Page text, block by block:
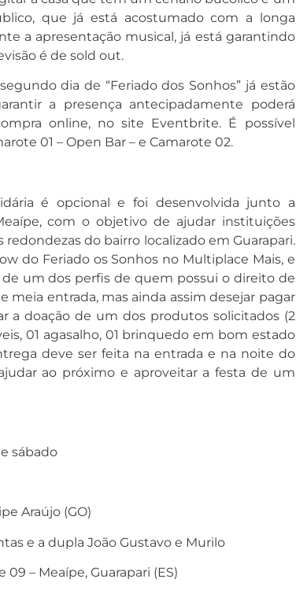
que já está acostumado com a longa
a apresentação musical, já está garantindo
é de sold out.
dia de “Feriado dos Sonhos” já estão
a presença antecipadamente poderá
online, no site Eventbrite. É possível
01 – Open Bar – e Camarote 02.
é opcional e foi desenvolvida junto a
com o objetivo de ajudar instituições
do bairro localizado em Guarapari.
do Feriado os Sonhos no Multiplace Mais, e
um dos perfis de quem possui o direito de
meia entrada, mas ainda assim desejar pagar
a doação de um dos produtos solicitados (2
01 agasalho, 01 brinquedo em bom estado
deve ser feita na entrada e na noite do
ao próximo e aproveitar a festa de um
sábado
Araújo (GO)
e a dupla João Gustavo e Murilo
09 – Meaípe, Guarapari (ES)